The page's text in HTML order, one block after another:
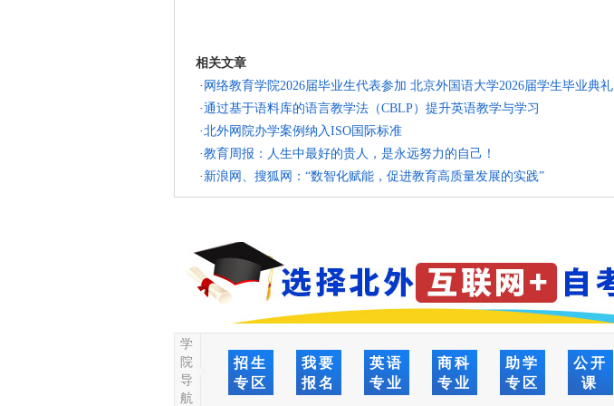
相关文章
· 网络教育学院2026届毕业生代表参加 北京外国语大学2026届学生毕业典礼
·通过基于语料库的语言教学法（CBLP）提升英语教学与学习
·北外网院办学案例纳入ISO国际标准
·教育周报：人生中最好的贵人，是永远努力的自己！
· 新浪网、搜狐网：“数智化赋能，促进教育高质量发展的实践”
学
院
导
航
招生
专区
我要
报名
英语
专业
商科
专业
助学
专区
公开
课